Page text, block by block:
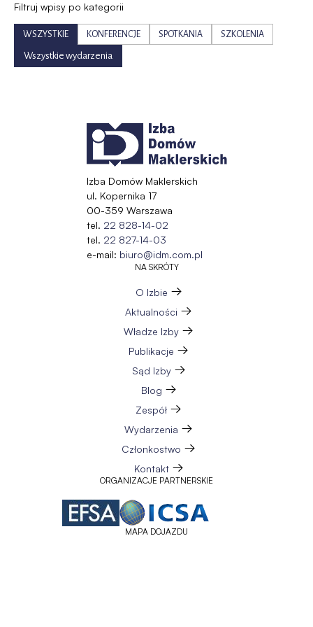
Filtruj wpisy po kategorii
WSZYSTKIE KONFERENCJE SPOTKANIA SZKOLENIA
Wszystkie wydarzenia
Izba Domów Maklerskich
ul. Kopernika 17
00-359 Warszawa
tel. 22 828-14-02
tel. 22 827-14-03
e-mail: biuro@idm.com.pl
NA SKRÓTY
O Izbie
Aktualności
Władze Izby
Publikacje
Sąd Izby
Blog
Zespół
Wydarzenia
Członkostwo
Kontakt
ORGANIZACJE PARTNERSKIE
MAPA DOJAZDU